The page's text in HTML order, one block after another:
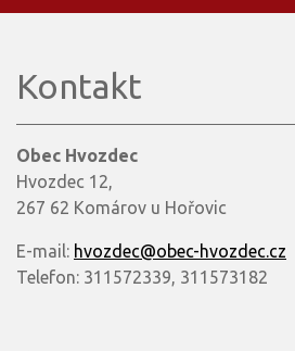
Kontakt
Obec Hvozdec
Hvozdec 12,
267 62 Komárov u Hořovic
E-mail: hvozdec@obec-hvozdec.cz
Telefon: 311572339, 311573182